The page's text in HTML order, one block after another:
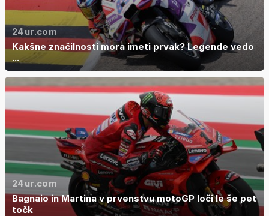
24ur.com
Kakšne značilnosti mora imeti prvak? Legende vedo
...
24ur.com
Bagnaio in Martina v prvenstvu motoGP loči le še pet
točk